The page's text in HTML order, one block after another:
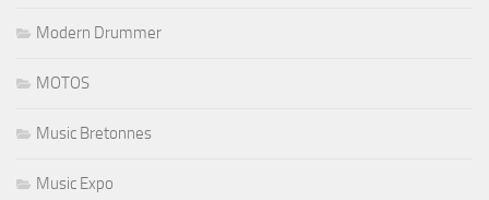
Modern Drummer
MOTOS
Music Bretonnes
Music Expo